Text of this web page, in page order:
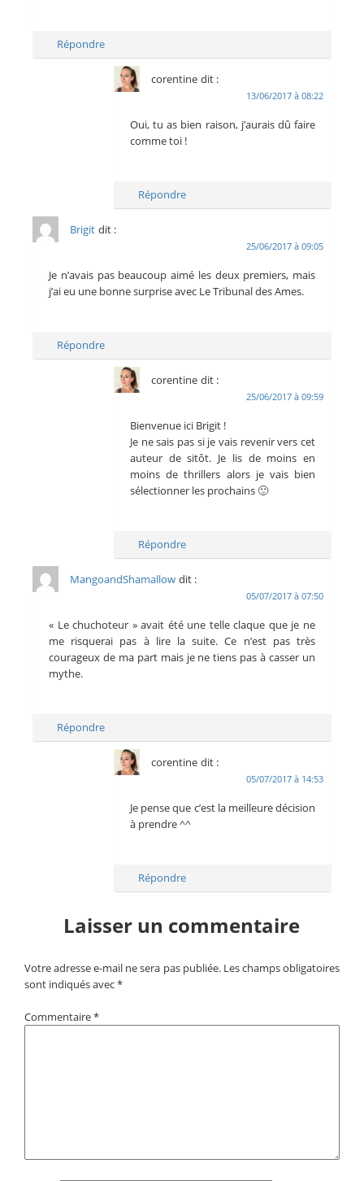
Répondre
corentine dit :
13/06/2017 à 08:22
Oui, tu as bien raison, j’aurais dû faire
comme toi !
Répondre
Brigit dit :
25/06/2017 à 09:05
Je n’avais pas beaucoup aimé les deux premiers, mais
j’ai eu une bonne surprise avec Le Tribunal des Ames.
Répondre
corentine dit :
25/06/2017 à 09:59
Bienvenue ici Brigit !
Je ne sais pas si je vais revenir vers cet
auteur de sitôt. Je lis de moins en
moins de thrillers alors je vais bien
sélectionner les prochains 🙂
Répondre
MangoandShamallow dit :
05/07/2017 à 07:50
« Le chuchoteur » avait été une telle claque que je ne
me risquerai pas à lire la suite. Ce n’est pas très
courageux de ma part mais je ne tiens pas à casser un
mythe.
Répondre
corentine dit :
05/07/2017 à 14:53
Je pense que c’est la meilleure décision
à prendre ^^
Répondre
Laisser un commentaire
Votre adresse e-mail ne sera pas publiée. Les champs obligatoires
sont indiqués avec*
Commentaire*